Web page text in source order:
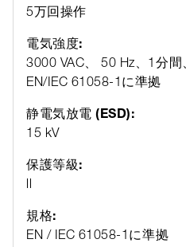
5万回操作
電気強度:
3000 VAC、 50 Hz、1分間
EN/IEC 61058-1に準拠
静電気放電 (ESD):
15 kV
保護等級:
規格:
EN / IEC 61058-1に準拠